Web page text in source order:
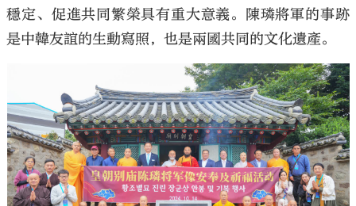
穩定、促進共同繁榮具有重大意義。陳璘將軍的事跡
是中韓友誼的生動寫照，也是兩國共同的文化遺產。